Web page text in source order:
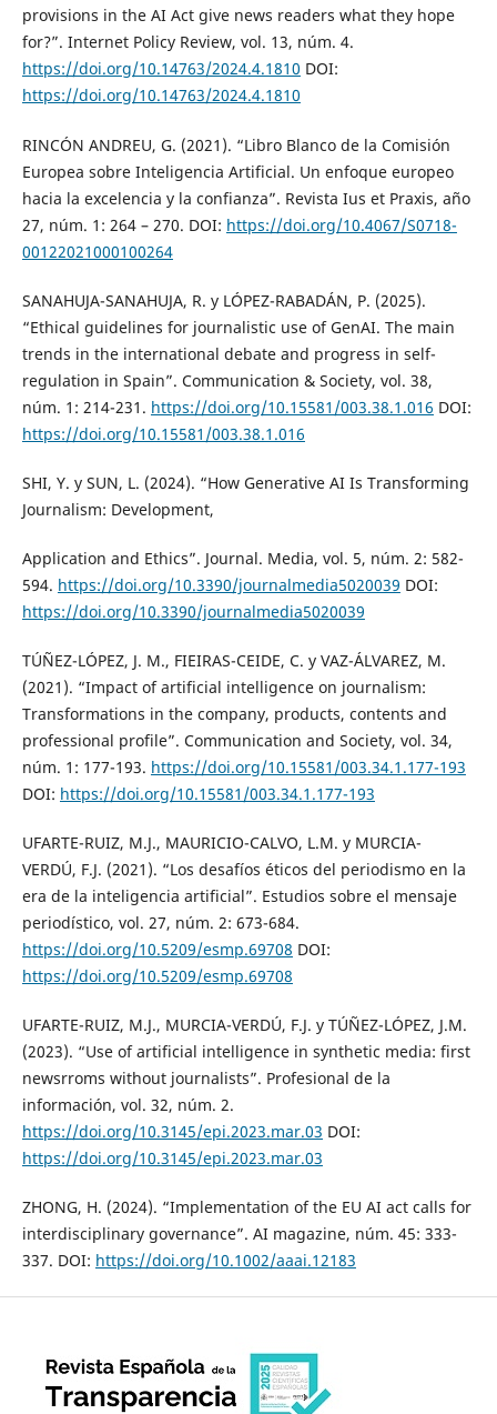
provisions in the AI Act give news readers what they hope
for?”. Internet Policy Review, vol. 13, núm. 4.
https://doi.org/10.14763/2024.4.1810 DOI:
https://doi.org/10.14763/2024.4.1810
RINCÓN ANDREU, G. (2021). “Libro Blanco de la Comisión
Europea sobre Inteligencia Artificial. Un enfoque europeo
hacia la excelencia y la confianza”. Revista Ius et Praxis, año
27, núm. 1: 264 – 270. DOI: https://doi.org/10.4067/S0718-
00122021000100264
SANAHUJA-SANAHUJA, R. y LÓPEZ-RABADÁN, P. (2025).
“Ethical guidelines for journalistic use of GenAI. The main
trends in the international debate and progress in self-
regulation in Spain”. Communication & Society, vol. 38,
núm. 1: 214-231. https://doi.org/10.15581/003.38.1.016 DOI:
https://doi.org/10.15581/003.38.1.016
SHI, Y. y SUN, L. (2024). “How Generative AI Is Transforming
Journalism: Development,
Application and Ethics”. Journal. Media, vol. 5, núm. 2: 582-
594. https://doi.org/10.3390/journalmedia5020039 DOI:
https://doi.org/10.3390/journalmedia5020039
TÚÑEZ-LÓPEZ, J. M., FIEIRAS-CEIDE, C. y VAZ-ÁLVAREZ, M.
(2021). “Impact of artificial intelligence on journalism:
Transformations in the company, products, contents and
professional profile”. Communication and Society, vol. 34,
núm. 1: 177-193. https://doi.org/10.15581/003.34.1.177-193
DOI: https://doi.org/10.15581/003.34.1.177-193
UFARTE-RUIZ, M.J., MAURICIO-CALVO, L.M. y MURCIA-
VERDÚ, F.J. (2021). “Los desafíos éticos del periodismo en la
era de la inteligencia artificial”. Estudios sobre el mensaje
periodístico, vol. 27, núm. 2: 673-684.
https://doi.org/10.5209/esmp.69708 DOI:
https://doi.org/10.5209/esmp.69708
UFARTE-RUIZ, M.J., MURCIA-VERDÚ, F.J. y TÚÑEZ-LÓPEZ, J.M.
(2023). “Use of artificial intelligence in synthetic media: first
newsrroms without journalists”. Profesional de la
información, vol. 32, núm. 2.
https://doi.org/10.3145/epi.2023.mar.03 DOI:
https://doi.org/10.3145/epi.2023.mar.03
ZHONG, H. (2024). “Implementation of the EU AI act calls for
interdisciplinary governance”. AI magazine, núm. 45: 333-
337. DOI: https://doi.org/10.1002/aaai.12183